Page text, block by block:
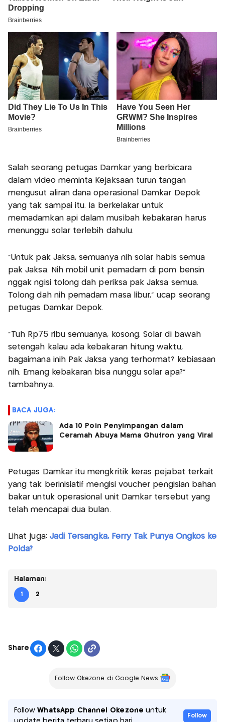
Salah seorang petugas Damkar yang berbicara
dalam video meminta Kejaksaan turun tangan
mengusut aliran dana operasional Damkar Depok
yang tak sampai itu. Ia berkelakar untuk
memadamkan api dalam musibah kebakaran harus
menunggu solar terlebih dahulu.
"Untuk pak Jaksa, semuanya nih solar habis semua
pak Jaksa. Nih mobil unit pemadam di pom bensin
nggak ngisi tolong dah periksa pak Jaksa semua.
Tolong dah nih pemadam masa libur," ucap seorang
petugas Damkar Depok.
"Tuh Rp75 ribu semuanya, kosong. Solar di bawah
setengah kalau ada kebakaran hitung waktu,
bagaimana inih Pak Jaksa yang terhormat? kebiasaan
nih. Emang kebakaran bisa nunggu solar apa?"
tambahnya.
BACA JUGA:
Ada 10 Poin Penyimpangan dalam
Ceramah Abuya Mama Ghufron yang Viral
Petugas Damkar itu mengkritik keras pejabat terkait
yang tak berinisiatif mengisi voucher pengisian bahan
bakar untuk operasional unit Damkar tersebut yang
telah mencapai dua bulan.
Lihat juga: Jadi Tersangka, Ferry Tak Punya Ongkos ke
Polda?
Halaman:
1 2
Share
Follow Okezone di Google News
FollowWhatsApp Channel Okezone untuk
Follow